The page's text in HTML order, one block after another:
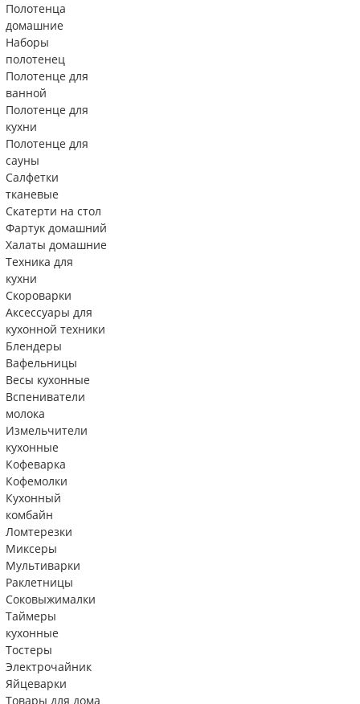
Полотенца
домашние
Наборы
полотенец
Полотенце для
ванной
Полотенце для
кухни
Полотенце для
сауны
Салфетки
тканевые
Скатерти на стол
Фартук домашний
Халаты домашние
Техника для
кухни
Скороварки
Аксессуары для
кухонной техники
Блендеры
Вафельницы
Весы кухонные
Вспениватели
молока
Измельчители
кухонные
Кофеварка
Кофемолки
Кухонный
комбайн
Ломтерезки
Миксеры
Мультиварки
Раклетницы
Соковыжималки
Таймеры
кухонные
Тостеры
Электрочайник
Яйцеварки
Товары для дома